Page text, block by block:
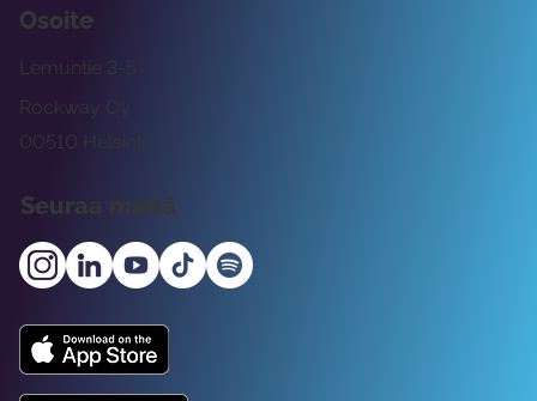
Osoite
Rockway Oy
Lemuntie 3-5
00510 Helsinki
Seuraa meitä